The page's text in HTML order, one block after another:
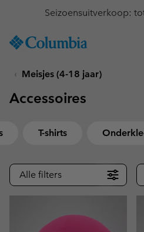
TO
SKIP
MAIN
SKIP
Krijg 10%
Meisjes (4-18 jaar)
Accessoires
T-shirts
Alle filters